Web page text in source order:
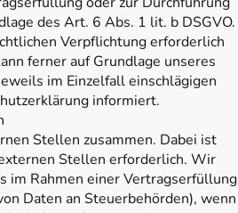
des Art. 6 Abs. 1 lit. b DSGVO.
Verpflichtung erforderlich
ferner auf Grundlage unseres
im Einzelfall einschlägigen
informiert.
Stellen zusammen. Dabei ist
Stellen erforderlich. Wir
im Rahmen einer Vertragserfüllung
Daten an Steuerbehörden), wenn